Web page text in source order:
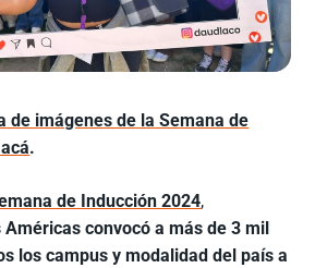
de imágenes de la Semana de
.
de Inducción 2024,
convocó a más de 3 mil
los campus y modalidad del país a